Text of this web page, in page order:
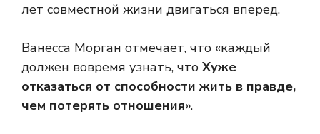
лет совместной жизни двигаться вперед.
Ванесса Морган отмечает, что «каждый
должен вовремя узнать, что Хуже
отказаться от способности жить в правде,
чем потерять отношения».